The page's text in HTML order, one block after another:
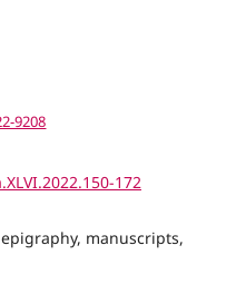
9208
172
manuscripts,